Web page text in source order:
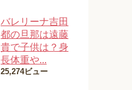
バレリーナ吉田
都の旦那は遠藤
貴で子供は？身
長体重や...
25,274ビュー